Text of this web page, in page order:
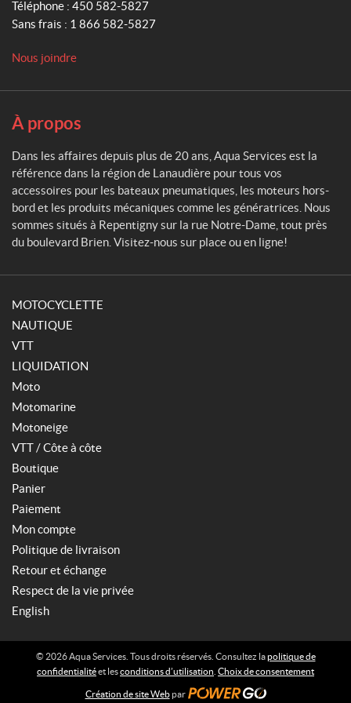
r
v
i
c
Téléphone : 450 582-5827
Sans frais : 1 866 582-5827
Nous joindre
À propos
Dans les affaires depuis plus de 20 ans, Aqua Services est la
référence dans la région de Lanaudière pour tous vos
accessoires pour les bateaux pneumatiques, les moteurs hors-
bord et les produits mécaniques comme les génératrices. Nous
sommes situés à Repentigny sur la rue Notre-Dame, tout près
du boulevard Brien. Visitez-nous sur place ou en ligne!
MOTOCYCLETTE
NAUTIQUE
VTT
LIQUIDATION
Moto
Motomarine
Motoneige
VTT / Côte à côte
Boutique
Panier
Paiement
Mon compte
Politique de livraison
Retour et échange
Respect de la vie privée
English
© 2026 Aqua Services. Tous droits réservés. Consultez lapolitique de
confidentialitéet lesconditions d’utilisation Choix de consentement
Création de site Webpar